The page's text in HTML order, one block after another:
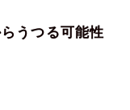
うつる可能性